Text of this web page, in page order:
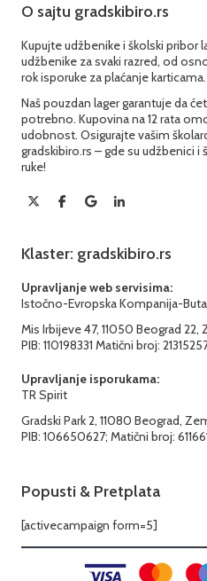
O sajtu gradskibiro.rs
Kupujte udžbenike i školski pribor
udžbenike za svaki razred, od
rok isporuke za plaćanje karticama.
Naš pouzdan lager garantuje da
potrebno. Kupovina na 12 rata
udobnost. Osigurajte vašim
gradskibiro.rs – gde su udžbenici
ruke!
Klaster: gradskibiro.rs
Upravljanje web servisima:
Istočno-Evropska Kompanija-
Mis Irbijeve 47, 11050 Beograd 22,
PIB: 110198331 Matični broj:
Upravljanje isporukama:
TR Spirit
Gradski Park 2, 11080 Beograd,
PIB: 106650627; Matični broj:
Popusti & Pretplata
[activecampaign form=5]